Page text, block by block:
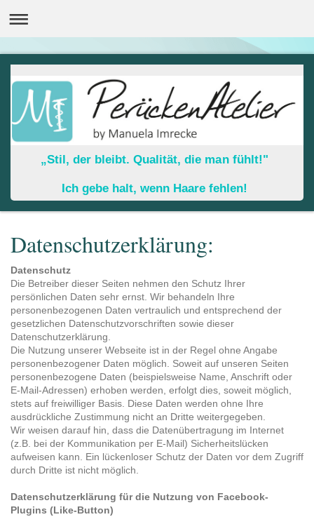
„Stil, der bleibt. Qualität, die man fühlt!"
Ich gebe halt, wenn Haare fehlen!
Datenschutzerklärung:
Datenschutz
Die Betreiber dieser Seiten nehmen den Schutz Ihrer
persönlichen Daten sehr ernst. Wir behandeln Ihre
personenbezogenen Daten vertraulich und entsprechend der
gesetzlichen Datenschutzvorschriften sowie dieser
Datenschutzerklärung.
Die Nutzung unserer Webseite ist in der Regel ohne Angabe
personenbezogener Daten möglich. Soweit auf unseren Seiten
personenbezogene Daten (beispielsweise Name, Anschrift oder
E-Mail-Adressen) erhoben werden, erfolgt dies, soweit möglich,
stets auf freiwilliger Basis. Diese Daten werden ohne Ihre
ausdrückliche Zustimmung nicht an Dritte weitergegeben.
Wir weisen darauf hin, dass die Datenübertragung im Internet
(z.B. bei der Kommunikation per E-Mail) Sicherheitslücken
aufweisen kann. Ein lückenloser Schutz der Daten vor dem Zugriff
durch Dritte ist nicht möglich.
Datenschutzerklärung für die Nutzung von Facebook-
Plugins (Like-Button)